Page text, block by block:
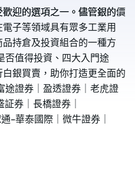
迎的選項之一。儘管銀的價
子等領域具有眾多工業用
持倉及投資組合的一種方
否值得投資、四大入門途
銀買賣，助你打造更全面的
券｜長橋證券｜
-華泰國際｜微牛證券｜
迎的選項之一。儘管銀的價
子等領域具有眾多工業用
持倉及投資組合的一種方
否值得投資、四大入門途
銀買賣，助你打造更全面的
途證券｜盈透證券｜老虎證
券｜長橋證券｜
-華泰國際｜微牛證券｜